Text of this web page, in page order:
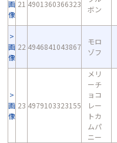
画
像
21 4901360366323
ボン
画
像
22 4946841043867
モロ
ゾフ
画
像
23 4979103323155
メリ
ーチ
ョコ
レー
トカ
ムパ
ニー